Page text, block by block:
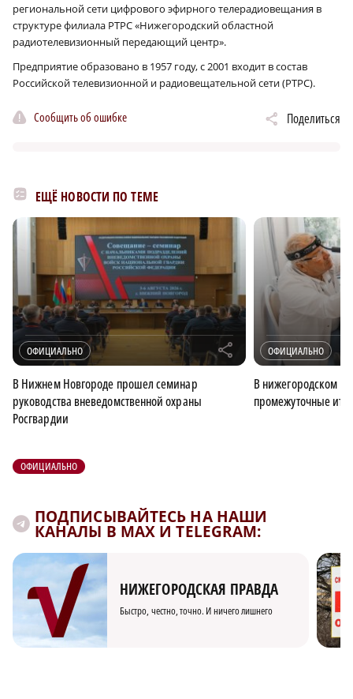
региональной сети цифрового эфирного телерадиовещания в
структуре филиала РТРС «Нижегородский областной
радиотелевизионный передающий центр».
Предприятие образовано в 1957 году, с 2001 входит в состав
Российской телевизионной и радиовещательной сети (РТРС).
Сообщить об ошибке Поделиться
ЕЩЁ НОВОСТИ ПО ТЕМЕ
ОФИЦИАЛЬНО r
В Нижнем Новгороде прошел семинар
руководства вневедомственной охраны
Росгвардии
ОФИЦИАЛЬНО
В нижегородском
промежуточные
ОФИЦИАЛЬНО
ПОДПИСЫВАЙТЕСЬ НА НАШИ
КАНАЛЫ В MAX И TELEGRAM:
НИЖЕГОРОДСКАЯ ПРАВДА
Быстро, честно, точно. И ничего лишнего
×